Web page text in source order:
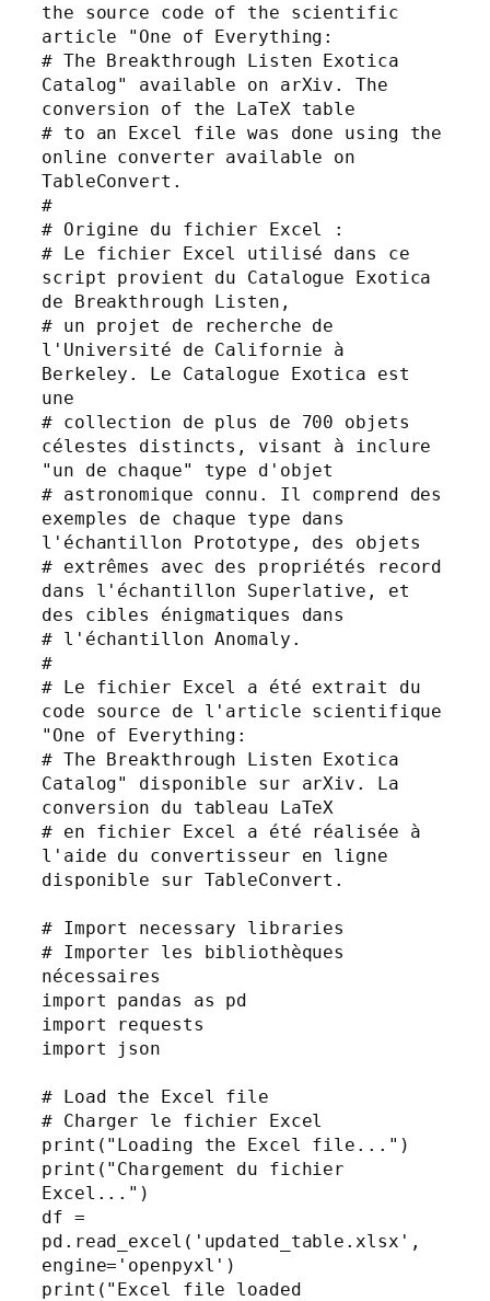
the source code of the scientific
article "One of Everything:
# The Breakthrough Listen Exotica
Catalog" available on arXiv. The
conversion of the LaTeX table
# to an Excel file was done using the
online converter available on
TableConvert.
#
# Origine du fichier Excel :
# Le fichier Excel utilisé dans ce
script provient du Catalogue Exotica
de Breakthrough Listen,
# un projet de recherche de
l'Université de Californie à
Berkeley. Le Catalogue Exotica est
une
# collection de plus de 700 objets
célestes distincts, visant à inclure
"un de chaque" type d'objet
# astronomique connu. Il comprend des
exemples de chaque type dans
l'échantillon Prototype, des objets
# extrêmes avec des propriétés record
dans l'échantillon Superlative, et
des cibles énigmatiques dans
# l'échantillon Anomaly.
#
# Le fichier Excel a été extrait du
code source de l'article scientifique
"One of Everything:
# The Breakthrough Listen Exotica
Catalog" disponible sur arXiv. La
conversion du tableau LaTeX
# en fichier Excel a été réalisée à
l'aide du convertisseur en ligne
disponible sur TableConvert.
# Import necessary libraries
# Importer les bibliothèques
nécessaires
import pandas as pd
import requests
import json
# Load the Excel file
# Charger le fichier Excel
print("Loading the Excel file...")
print("Chargement du fichier
Excel...")
df =
pd.read_excel('updated_table.xlsx',
engine='openpyxl')
print("Excel file loaded